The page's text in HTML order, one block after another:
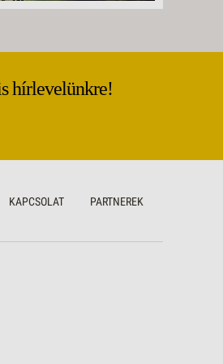
hírlevelünkre!
KAPCSOLAT PARTNEREK